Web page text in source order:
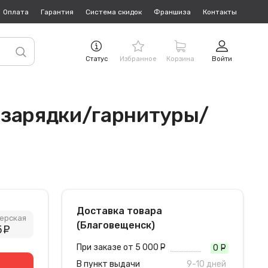
Оплата Гарантия Система скидок Франшиза Контакты
Статус Избранное Корзина Войти
зарядки/гарнитуры/
Доставка товара
(Благовещенск)
При заказе от 5 000 0
В пункт выдачи
9-10 дней